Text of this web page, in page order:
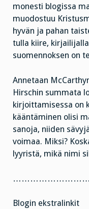
monesti blogissa
muodostuu
hyvän ja pahan
tulla kiire,
suomennoksen on
Annetaan
Hirschin summata
kirjoittamisessa on
kääntäminen olisi
sanoja, niiden
voimaa. Miksi?
lyyristä, mikä nimi
Blogin ekstralinkit